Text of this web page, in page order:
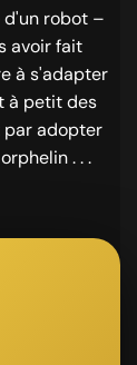
d'un robot –
avoir fait
à s'adapter
à petit des
par adopter
. . .